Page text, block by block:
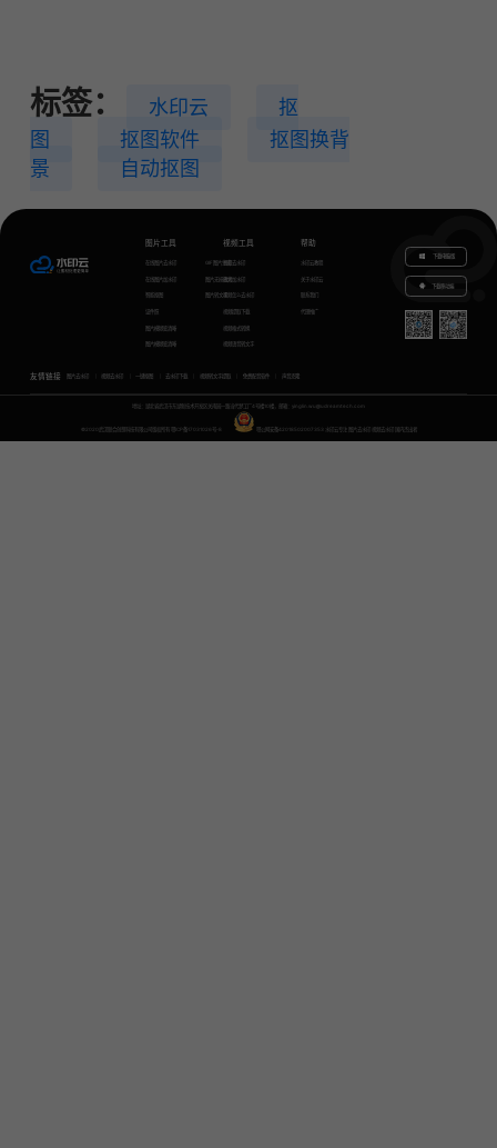
标签： 水印云
抠
图
抠图软件
抠图换背
景
自动抠图
图片工具
在线图片去水印
在线图片加水印
智能抠图
证件照
图片模糊变清晰
图片模糊变清晰
GIF图片生成
图片无损放大
图片转文字
视频工具
视频去水印
视频加水印
视频怎么去水印
视频提取下载
视频格式转换
视频语音转文字
帮助
水印云教程
关于水印云
联系我们
代理推广
下载电脑版
下载移动端
友情链接 图片去水印 视频去水印 一键抠图 去水印下载 视频转文字提取 免费配音软件 声音克隆
地址：湖北省武汉市东湖新技术开发区关南园一路当代梦工厂4号楼10楼，邮箱：yinglin.wu@udreamtech.com
©2020武汉联合创想科技有限公司版权所有 鄂ICP备17031026号-8 鄂公网安备42018502007353 水印云专注 图片去水印 视频去水印 国内杰出者